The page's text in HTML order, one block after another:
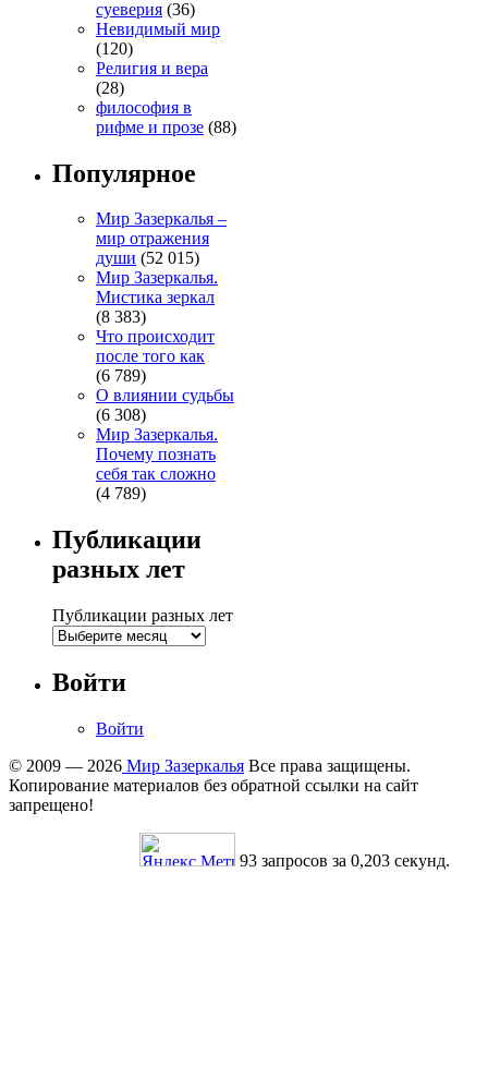
суеверия (36)
Невидимый мир
(120)
Религия и вера
(28)
философия в
рифме и прозе (88)
Популярное
Мир Зазеркалья –
мир отражения
души (52 015)
Мир Зазеркалья.
Мистика зеркал
(8 383)
Что происходит
после того как
(6 789)
О влиянии судьбы
(6 308)
Мир Зазеркалья.
Почему познать
себя так сложно
(4 789)
Публикации
разных лет
Публикации разных лет
Войти
Войти
© 2009 — 2026 Мир Зазеркалья Все права защищены.
Копирование материалов без обратной ссылки на сайт
запрещено!
93 запросов за 0,203 секунд.